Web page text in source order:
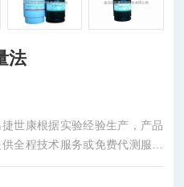
法
世康根据实验经验生产，产品
全程技术服务或免费代测服务
有灵敏度高，快速,准确,操作简